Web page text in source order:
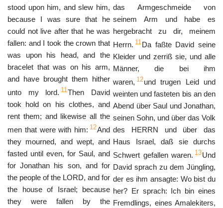
stood upon him, and slew him,
because I was sure that he
could not live after that he was
fallen: and I took the crown that
was upon his head, and the
bracelet that was on his arm,
and have brought them hither
unto my lord. 11Then David
took hold on his clothes, and
rent them; and likewise all the
men that were with him: 12And
they mourned, and wept, and
fasted until even, for Saul, and
for Jonathan his son, and for
the people of the LORD, and for
the house of Israel; because
they were fallen by the
das Armgeschmeide von
seinem Arm und habe es
hergebracht zu dir, meinem
Herrn. 11Da faßte David seine
Kleider und zerriß sie, und alle
Männer, die bei ihm
waren, 12und trugen Leid und
weinten und fasteten bis an den
Abend über Saul und Jonathan,
seinen Sohn, und über das Volk
des HERRN und über das
Haus Israel, daß sie durchs
Schwert gefallen waren. 13Und
David sprach zu dem Jüngling,
der es ihm ansagte: Wo bist du
her? Er sprach: Ich bin eines
Fremdlings, eines Amalekiters,